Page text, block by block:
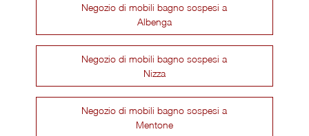
Negozio di mobili bagno sospesi a
Albenga
Negozio di mobili bagno sospesi a
Nizza
Negozio di mobili bagno sospesi a
Mentone